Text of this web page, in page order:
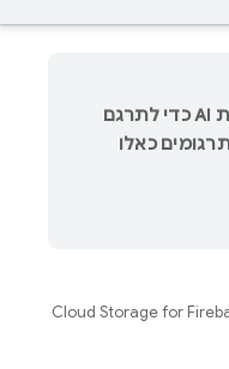
‫Google משתמשת בטכנולוגיית AI כדי לתרגם
כאלו
Cloud Storage for